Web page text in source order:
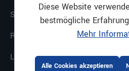
Standorte
Referenzen
Leistungen
Diese Website
bestmögliche
Mehr
Alle Cookies akzeptieren